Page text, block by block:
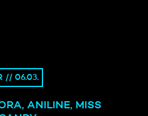
// 06.03.
ANILINE, MISS